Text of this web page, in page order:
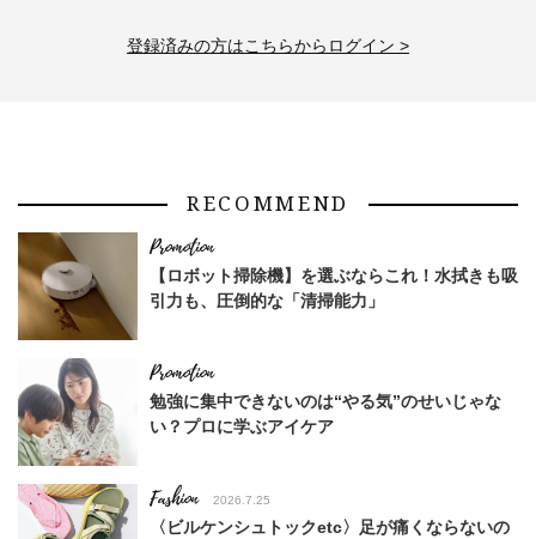
登録済みの方はこちらからログイン >
RECOMMEND
【ロボット掃除機】を選ぶならこれ！水拭きも吸
引力も、圧倒的な「清掃能力」
勉強に集中できないのは“やる気”のせいじゃな
い？プロに学ぶアイケア
Fashion 2026.7.25
〈ビルケンシュトックetc〉足が痛くならないの